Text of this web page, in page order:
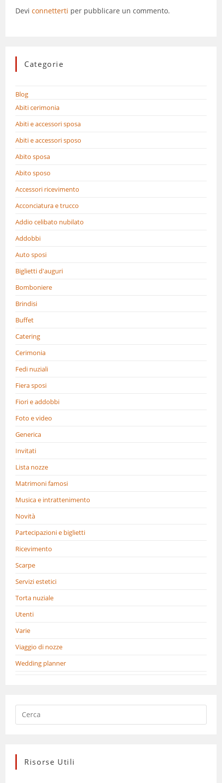
Deviconnetterti per pubblicare un commento.
Categorie
Blog
Abiti cerimonia
Abiti e accessori sposa
Abiti e accessori sposo
Abito sposa
Abito sposo
Accessori ricevimento
Acconciatura e trucco
Addio celibato nubilato
Addobbi
Auto sposi
Biglietti d'auguri
Bomboniere
Brindisi
Buffet
Catering
Cerimonia
Fedi nuziali
Fiera sposi
Fiori e addobbi
Foto e video
Generica
Invitati
Lista nozze
Matrimoni famosi
Musica e intrattenimento
Novità
Partecipazioni e biglietti
Ricevimento
Scarpe
Servizi estetici
Torta nuziale
Utenti
Varie
Viaggio di nozze
Wedding planner
Risorse Utili